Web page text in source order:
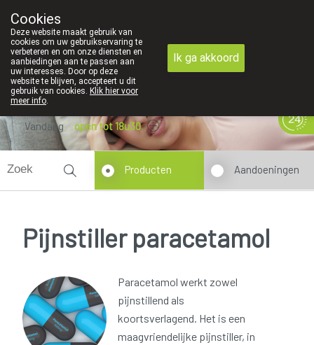
Vandaag open tot 18u30
Producten Aandoeningen
Pijnstiller paracetamol
Paracetamol werkt zowel
pijnstillend als
koortsverlagend. Het is een
maagvriendelijke pijnstiller, in
Cookies
Deze website maakt gebruik van
cookies om uw gebruikservaring te
verbeteren en om onze diensten en
aanbiedingen aan te passen aan
uw interesses. Door op deze
website te blijven, accepteert u dit
gebruik van cookies. Klik hier voor
meer info.
Ik ga akkoord